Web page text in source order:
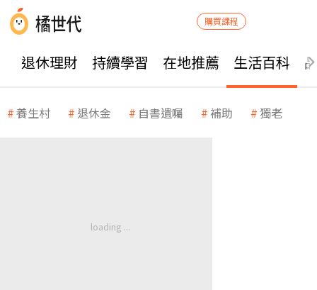
購買課程
退休理財 持續學習 在地推薦 生活百科
養生村 退休金 自書遺囑 補助 獨老